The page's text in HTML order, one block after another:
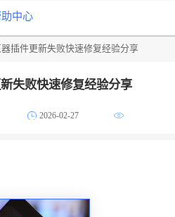
中心
器插件更新失败快速修复经验分享
失败快速修复经验分享
2026-02-27